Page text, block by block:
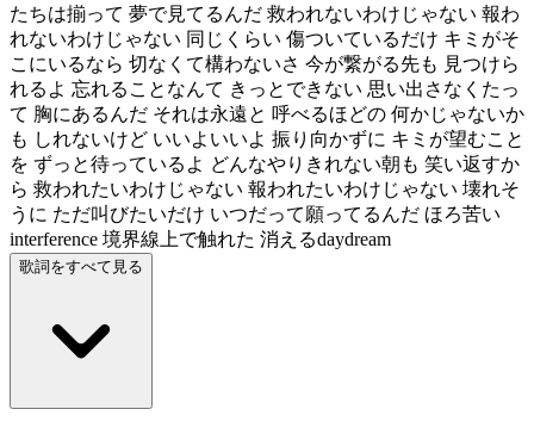
たちは揃って 夢で見てるんだ 救われないわけじゃない 報わ
れないわけじゃない 同じくらい 傷ついているだけ キミがそ
こにいるなら 切なくて構わないさ 今が繋がる先も 見つけら
れるよ 忘れることなんて きっとできない 思い出さなくたっ
て 胸にあるんだ それは永遠と 呼べるほどの 何かじゃないか
も しれないけど いいよいいよ 振り向かずに キミが望むこと
を ずっと待っているよ どんなやりきれない朝も 笑い返すか
ら 救われたいわけじゃない 報われたいわけじゃない 壊れそ
うに ただ叫びたいだけ いつだって願ってるんだ ほろ苦い
interference 境界線上で触れた 消えるdaydream
歌詞をすべて見る